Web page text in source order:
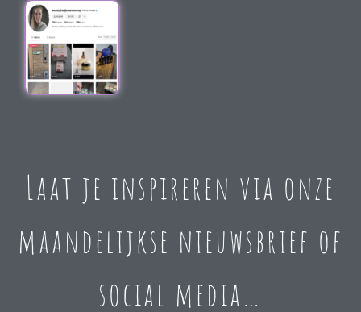
Laat je inspireren via onze
maandelijkse nieuwsbrief of
social media…